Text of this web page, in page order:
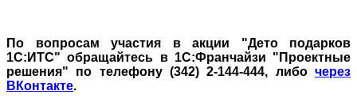
По вопросам участия в акции "Дето подарков
1С:ИТС" обращайтесь в 1С:Франчайзи "Проектные
решения" по телефону (342) 2-144-444, либо через
ВКонтакте.